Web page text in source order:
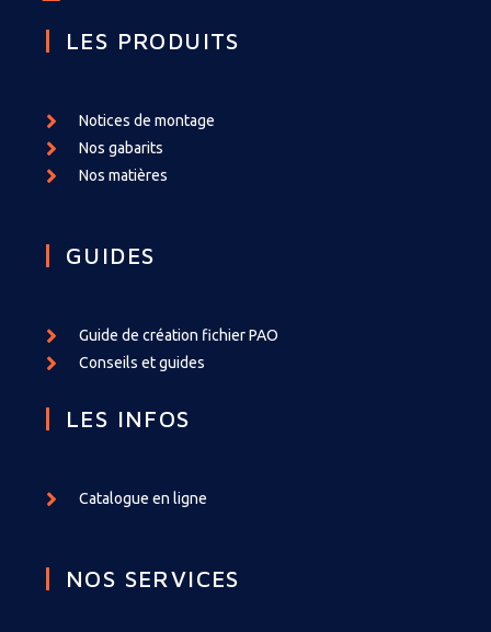
LES PRODUITS
Notices de montage
Nos gabarits
Nos matières
GUIDES
Guide de création fichier PAO
Conseils et guides
LES INFOS
Catalogue en ligne
NOS SERVICES